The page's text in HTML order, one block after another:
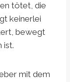
tötet, die
keinerlei
bewegt
ist.
mit dem